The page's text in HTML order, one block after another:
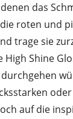
das
roten und
trage sie
Shine
auf die